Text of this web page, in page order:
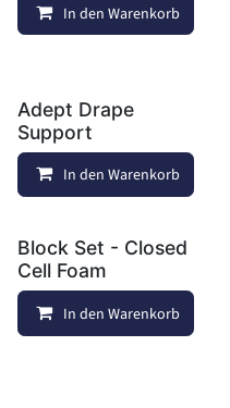
Auf die Wunschliste
In den Warenkorb
Auf die Wunschliste
Adept Drape
Support
In den Warenkorb
Auf die Wunschliste
Block Set - Closed
Cell Foam
In den Warenkorb